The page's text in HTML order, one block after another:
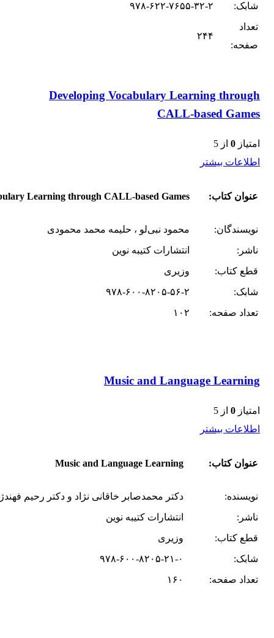
شابک:
۹۷۸-۶۲۲-۷۶۵۵-۳۲-۲
تعداد
صفحه:
۲۴۴
Developing Vocabulary Learning through
CALL-based Games
امتیاز 0 از 5
اطلاعات بیشتر
عنوان کتاب: Learning through CALL-based Games
نویسندگان:
محمود نبی‌لو ، حلیمه محمد محمودی
ناشر:
انتشارات کتیبه نوین
قطع کتاب:
وزیری
شابک:
۹۷۸-۶۰۰-۸۲۰۵-۵۶-۲
تعداد صفحه:
۱۰۲
Music and Language Learning
امتیاز 0 از 5
اطلاعات بیشتر
عنوان کتاب: Music and Language Learning
نویسنده:
دکتر محمد‌صابر خاقانی نژاد و دکتر رحیم
ناشر:
انتشارات کتیبه نوین
قطع کتاب:
وزیری
شابک:
۹۷۸-۶۰۰-۸۲۰۵-۲۱-۰
تعداد صفحه:
۱۶۰